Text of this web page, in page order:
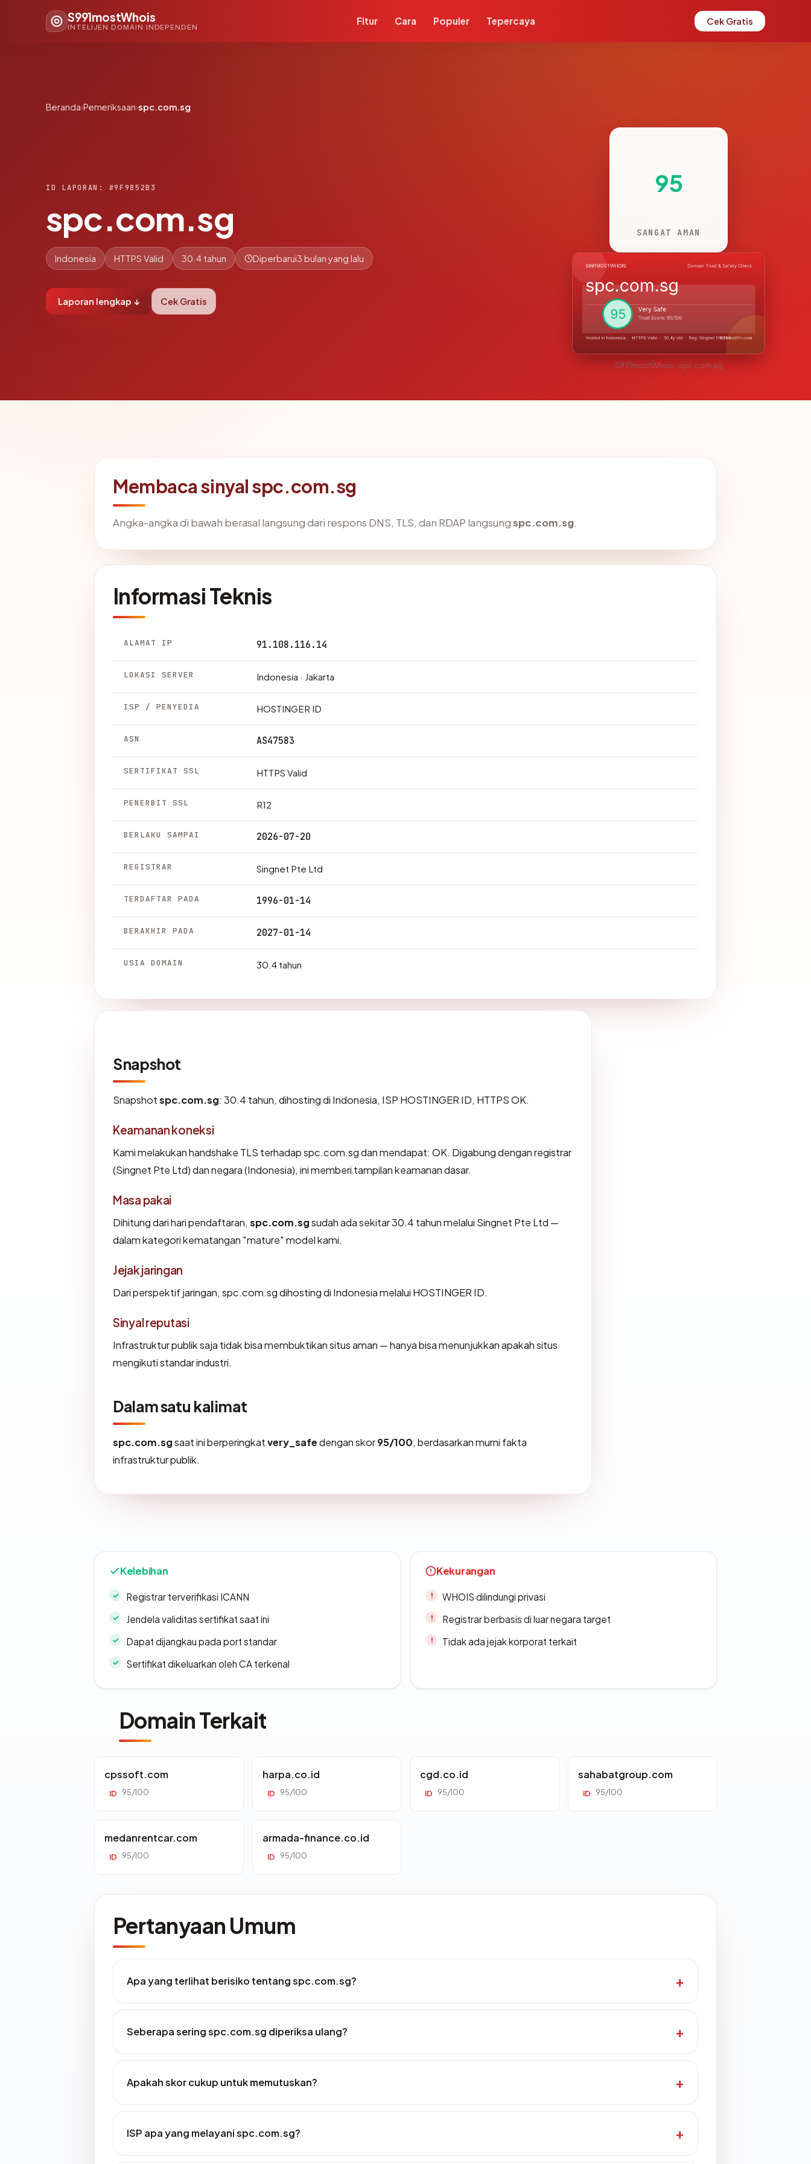
S991mostWhois
INTELIJEN DOMAIN INDEPENDEN
Fitur Cara Populer Tepercaya Cek Gratis
Beranda›Pemeriksaan›spc.com.sg
ID LAPORAN: #9F9852B3
spc.com.sg
Indonesia HTTPS Valid 30.4 tahun Diperbarui3 bulan yang lalu
Laporan lengkap ↓ Cek Gratis
95
SANGAT AMAN
S991mostWhois · spc.com.sg
Membaca sinyal spc.com.sg
Angka-angka di bawah berasal langsung dari respons DNS, TLS, dan RDAP langsungspc.com.sg.
Informasi Teknis
ALAMAT IP 91.108.116.14
LOKASI SERVER Indonesia · Jakarta
ISP / PENYEDIA HOSTINGER ID
ASN AS47583
SERTIFIKAT SSL HTTPS Valid
PENERBIT SSL R12
BERLAKU SAMPAI 2026-07-20
REGISTRAR Singnet Pte Ltd
TERDAFTAR PADA 1996-01-14
BERAKHIR PADA 2027-01-14
USIA DOMAIN 30.4 tahun
Snapshot
Snapshotspc.com.sg: 30.4 tahun, dihosting di Indonesia, ISP HOSTINGER ID, HTTPS OK.
Keamanan koneksi
Kami melakukan handshake TLS terhadap spc.com.sg dan mendapat: OK. Digabung dengan registrar
(Singnet Pte Ltd) dan negara (Indonesia), ini memberi tampilan keamanan dasar.
Masa pakai
Dihitung dari hari pendaftaran, spc.com.sgsudah ada sekitar 30.4 tahun melalui Singnet Pte Ltd —
dalam kategori kematangan "mature" model kami.
Jejak jaringan
Dari perspektif jaringan, spc.com.sg dihosting di Indonesia melalui HOSTINGER ID.
Sinyal reputasi
Infrastruktur publik saja tidak bisa membuktikan situs aman — hanya bisa menunjukkan apakah situs
mengikuti standar industri.
Dalam satu kalimat
spc.com.sgsaat ini berperingkatvery_safedengan skor95/100, berdasarkan murni fakta
infrastruktur publik.
Kelebihan
Registrar terverifikasi ICANN
Jendela validitas sertifikat saat ini
Dapat dijangkau pada port standar
Sertifikat dikeluarkan oleh CA terkenal
Kekurangan
WHOIS dilindungi privasi
Registrar berbasis di luar negara target
Tidak ada jejak korporat terkait
Domain Terkait
cpssoft.com
ID 95/100
harpa.co.id
ID 95/100
cgd.co.id
ID 95/100
sahabatgroup.com
ID 95/100
medanrentcar.com
ID 95/100
armada-finance.co.id
ID 95/100
Pertanyaan Umum
Apa yang terlihat berisiko tentang spc.com.sg?
Seberapa sering spc.com.sg diperiksa ulang?
Apakah skor cukup untuk memutuskan?
ISP apa yang melayani spc.com.sg?